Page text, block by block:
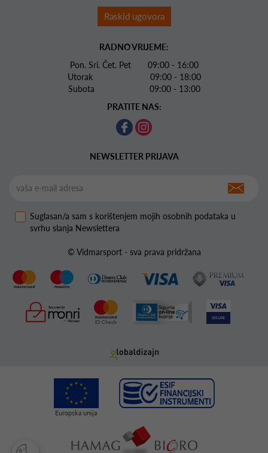
Raskid ugovora
RADNO VRIJEME:
Pon. Sri. Čet. Pet 09:00 - 16:00
Utorak 09:00 - 18:00
Subota 09:00 - 13:00
PRATITE NAS:
NEWSLETTER PRIJAVA
Suglasan/a sam s korištenjem mojih osobnih podataka u
svrhu slanja Newslettera
© Vidmarsport - sva prava pridržana